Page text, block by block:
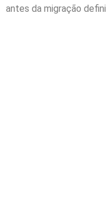
antes da migração